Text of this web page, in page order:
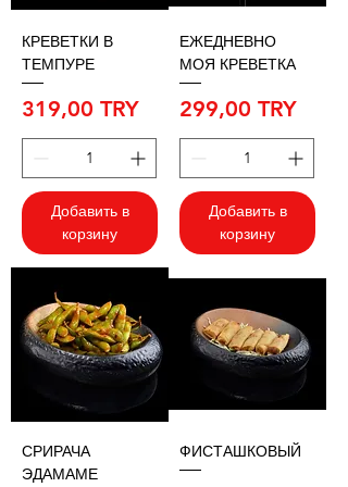
КРЕВЕТКИ В
ТЕМПУРЕ
Цена
319,00 TRY
Добавить в
корзину
ЕЖЕДНЕВНО
МОЯ КРЕВЕТКА
Цена
299,00 TRY
Добавить в
корзину
СРИРАЧА
ЭДАМАМЕ
ФИСТАШКОВЫЙ